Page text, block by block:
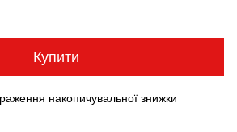
Купити
накопичувальної знижки